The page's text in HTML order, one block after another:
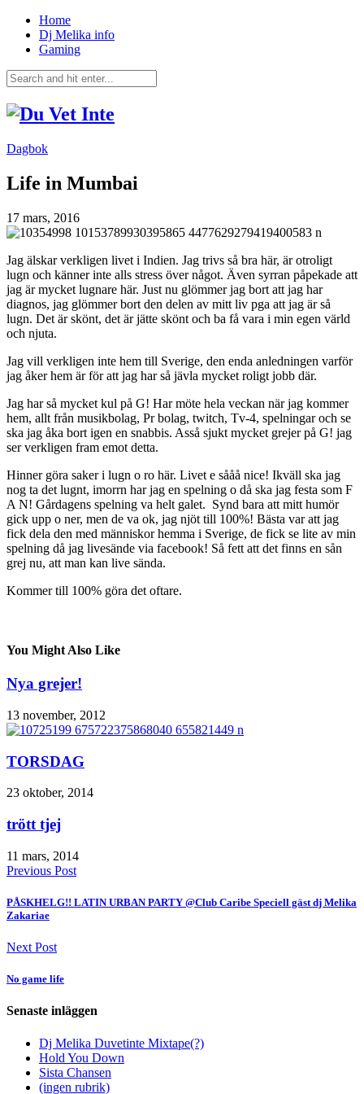
Home
Dj Melika info
Gaming
Dagbok
Life in Mumbai
17 mars, 2016
Jag älskar verkligen livet i Indien. Jag trivs så bra här, är otroligt
lugn och känner inte alls stress över något. Även syrran påpekade att
jag är mycket lugnare här. Just nu glömmer jag bort att jag har
diagnos, jag glömmer bort den delen av mitt liv pga att jag är så
lugn. Det är skönt, det är jätte skönt och ba få vara i min egen värld
och njuta.
Jag vill verkligen inte hem till Sverige, den enda anledningen varför
jag åker hem är för att jag har så jävla mycket roligt jobb där.
Jag har så mycket kul på G! Har möte hela veckan när jag kommer
hem, allt från musikbolag, Pr bolag, twitch, Tv-4, spelningar och se
ska jag åka bort igen en snabbis. Asså sjukt mycket grejer på G! jag
ser verkligen fram emot detta.
Hinner göra saker i lugn o ro här. Livet e sååå nice! Ikväll ska jag
nog ta det lugnt, imorrn har jag en spelning o då ska jag festa som F
A N! Gårdagens spelning va helt galet. Synd bara att mitt humör
gick upp o ner, men de va ok, jag njöt till 100%! Bästa var att jag
fick dela den med människor hemma i Sverige, de fick se lite av min
spelning då jag livesände via facebook! Så fett att det finns en sån
grej nu, att man kan live sända.
Kommer till 100% göra det oftare.
You Might Also Like
Nya grejer!
13 november, 2012
TORSDAG
23 oktober, 2014
trött tjej
11 mars, 2014
Previous Post
PÅSKHELG!! LATIN URBAN PARTY @Club Caribe Speciell gäst dj Melika
Zakariae
Next Post
No game life
Senaste inläggen
Dj Melika Duvetinte Mixtape(?)
Hold You Down
Sista Chansen
(ingen rubrik)